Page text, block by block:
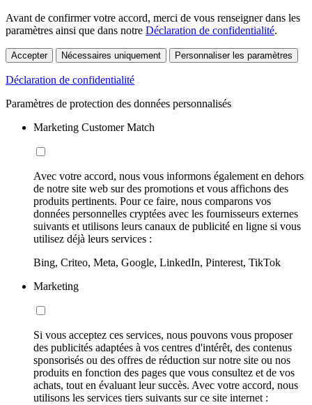
Avant de confirmer votre accord, merci de vous renseigner dans les
paramètres ainsi que dans notre Déclaration de confidentialité.
Accepter Nécessaires uniquement Personnaliser les paramètres
Déclaration de confidentialité
Paramètres de protection des données personnalisés
Marketing Customer Match
Avec votre accord, nous vous informons également en dehors
de notre site web sur des promotions et vous affichons des
produits pertinents. Pour ce faire, nous comparons vos
données personnelles cryptées avec les fournisseurs externes
suivants et utilisons leurs canaux de publicité en ligne si vous
utilisez déjà leurs services :
Bing, Criteo, Meta, Google, LinkedIn, Pinterest, TikTok
Marketing
Si vous acceptez ces services, nous pouvons vous proposer
des publicités adaptées à vos centres d'intérêt, des contenus
sponsorisés ou des offres de réduction sur notre site ou nos
produits en fonction des pages que vous consultez et de vos
achats, tout en évaluant leur succès. Avec votre accord, nous
utilisons les services tiers suivants sur ce site internet :